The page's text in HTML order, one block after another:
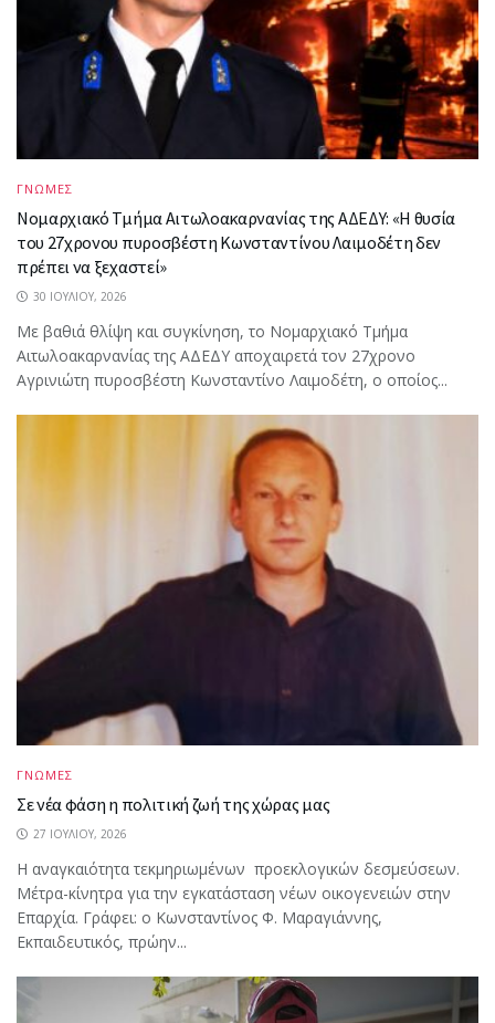
ΓΝΩΜΕΣ
Νομαρχιακό Τμήμα Αιτωλοακαρνανίας της ΑΔΕΔΥ: «Η θυσία
του 27χρονου πυροσβέστη Κωνσταντίνου Λαιμοδέτη δεν
πρέπει να ξεχαστεί»
30 ΙΟΥΛΊΟΥ, 2026
Με βαθιά θλίψη και συγκίνηση, το Νομαρχιακό Τμήμα
Αιτωλοακαρνανίας της ΑΔΕΔΥ αποχαιρετά τον 27χρονο
Αγρινιώτη πυροσβέστη Κωνσταντίνο Λαιμοδέτη, ο οποίος...
ΓΝΩΜΕΣ
Σε νέα φάση η πολιτική ζωή της χώρας μας
27 ΙΟΥΛΊΟΥ, 2026
Η αναγκαιότητα τεκμηριωμένων προεκλογικών δεσμεύσεων.
Μέτρα-κίνητρα για την εγκατάσταση νέων οικογενειών στην
Επαρχία. Γράφει: ο Κωνσταντίνος Φ. Μαραγιάννης,
Εκπαιδευτικός, πρώην...